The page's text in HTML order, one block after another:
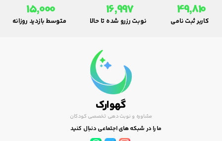
49,810
کاربر ثبت نامی
16,997
نوبت رزرو شده تا حالا
15,000
متوسط بازدید روزانه
گهوارک
مشاوره و نوبت دهی تخصصی کودکان
ما را در شبکه های اجتماعی دنبال کنید